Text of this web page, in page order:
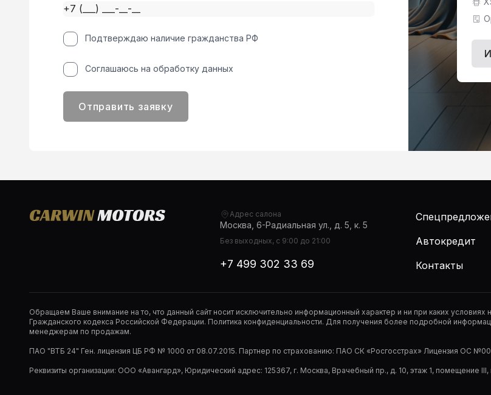
Подтверждаю наличие гражданства РФ
Соглашаюсь на обработку данных
Отправить заявку
Адрес салона
Москва, 6-Радиальная ул., д. 5, к. 5
Без выходных, с 9:00 до 21:00
+7 499 302 33 69
Автокредит
Контакты
Обращаем Ваше внимание на то, что данный сайт носит исключительно информационный характер и ни при каких
Гражданского кодекса Российской Федерации. Политика конфиденциальности. Для получения более подробной
менеджерам по продажам.
ПАО "ВТБ 24" Ген. лицензия ЦБ РФ № 1000 от 08.07.2015. Партнер по страхованию: ПАО СК «Росгосстрах» Лицензия ОС
Реквизиты организации: ООО «Авангард», Юридический адрес: 125367, г. Москва, Врачебный пр., д. 10, этаж 1,